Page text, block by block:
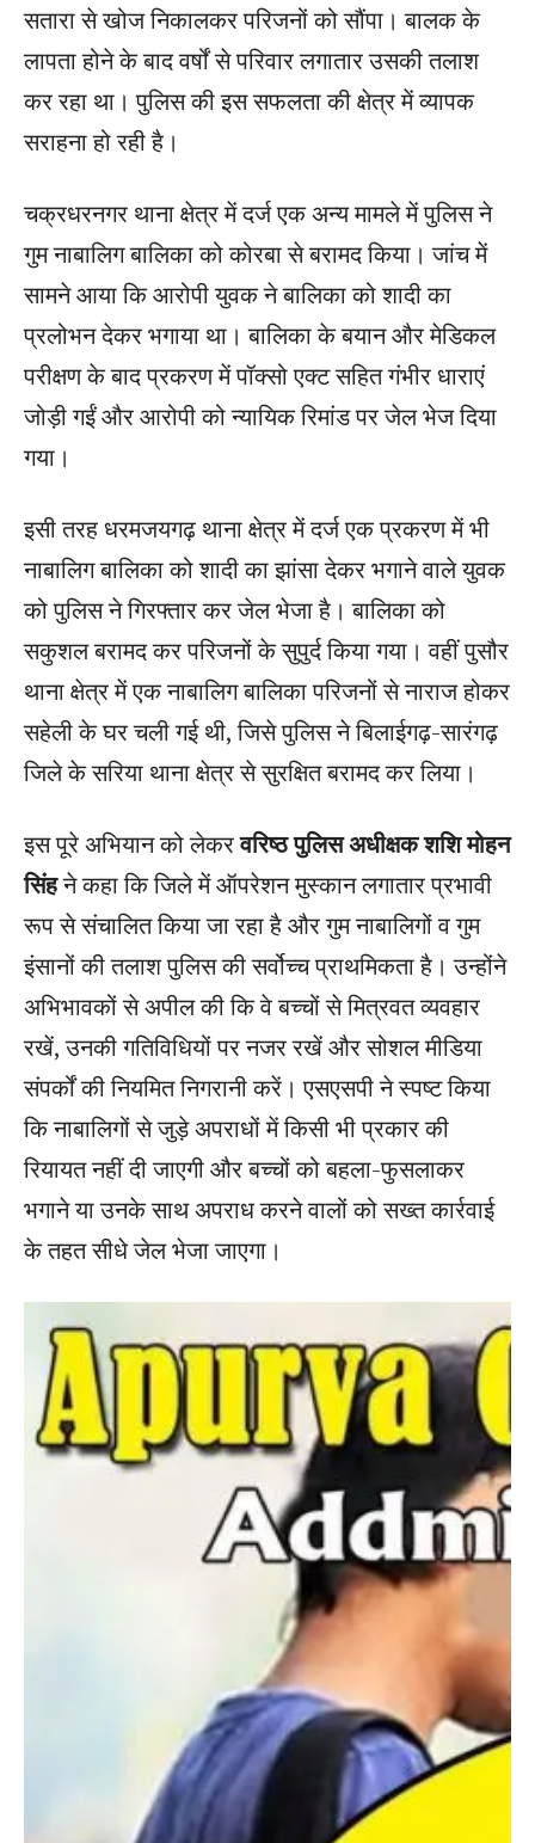
सतारा से खोज निकालकर परिजनों को सौंपा। बालक के
लापता होने के बाद वर्षों से परिवार लगातार उसकी तलाश
कर रहा था। पुलिस की इस सफलता की क्षेत्र में व्यापक
सराहना हो रही है।
चक्रधरनगर थाना क्षेत्र में दर्ज एक अन्य मामले में पुलिस ने
गुम नाबालिग बालिका को कोरबा से बरामद किया। जांच में
सामने आया कि आरोपी युवक ने बालिका को शादी का
प्रलोभन देकर भगाया था। बालिका के बयान और मेडिकल
परीक्षण के बाद प्रकरण में पॉक्सो एक्ट सहित गंभीर धाराएं
जोड़ी गईं और आरोपी को न्यायिक रिमांड पर जेल भेज दिया
गया।
इसी तरह धरमजयगढ़ थाना क्षेत्र में दर्ज एक प्रकरण में भी
नाबालिग बालिका को शादी का झांसा देकर भगाने वाले युवक
को पुलिस ने गिरफ्तार कर जेल भेजा है। बालिका को
सकुशल बरामद कर परिजनों के सुपुर्द किया गया। वहीं पुसौर
थाना क्षेत्र में एक नाबालिग बालिका परिजनों से नाराज होकर
सहेली के घर चली गई थी, जिसे पुलिस ने बिलाईगढ़-सारंगढ़
जिले के सरिया थाना क्षेत्र से सुरक्षित बरामद कर लिया।
इस पूरे अभियान को लेकरवरिष्ठ पुलिस अधीक्षक शशि मोहन
सिंहने कहा कि जिले में ऑपरेशन मुस्कान लगातार प्रभावी
रूप से संचालित किया जा रहा है और गुम नाबालिगों व गुम
इंसानों की तलाश पुलिस की सर्वोच्च प्राथमिकता है। उन्होंने
अभिभावकों से अपील की कि वे बच्चों से मित्रवत व्यवहार
रखें, उनकी गतिविधियों पर नजर रखें और सोशल मीडिया
संपर्कों की नियमित निगरानी करें। एसएसपी ने स्पष्ट किया
कि नाबालिगों से जुड़े अपराधों में किसी भी प्रकार की
रियायत नहीं दी जाएगी और बच्चों को बहला-फुसलाकर
भगाने या उनके साथ अपराध करने वालों को सख्त कार्रवाई
के तहत सीधे जेल भेजा जाएगा।